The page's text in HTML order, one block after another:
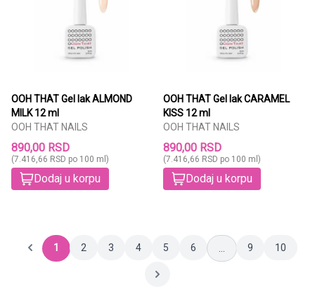
OOH THAT Gel lak ALMOND
MILK 12 ml
OOH THAT NAILS
890,00 RSD
(7.416,66 RSD po 100 ml)
Dodaj u korpu
OOH THAT Gel lak CARAMEL
KISS 12 ml
OOH THAT NAILS
890,00 RSD
(7.416,66 RSD po 100 ml)
Dodaj u korpu
1 2 3 4 5 6 9 10